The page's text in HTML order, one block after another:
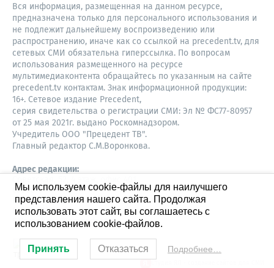
Вся информация, размещенная на данном ресурсе,
предназначена только для персонального использования и
не подлежит дальнейшему воспроизведению или
распространению, иначе как со ссылкой на precedent.tv, для
сетевых СМИ обязательна гиперссылка. По вопросам
использования размещенного на ресурсе
мультимедиаконтента обращайтесь по указанным на сайте
precedent.tv контактам. Знак информационной продукции:
16+. Сетевое издание Precedent,
серия свидетельства о регистрации СМИ: Эл № ФС77-80957
от 25 мая 2021г. выдано Роскомнадзором.
Учредитель ООО "Прецедент ТВ".
Главный редактор С.М.Воронкова.
Адрес редакции:
630087,
Новосибирск
8-960-779-12-96,
S.Voronkova@precedent.tv
Мы используем cookie-файлы для наилучшего
представления нашего сайта. Продолжая
использовать этот сайт, вы соглашаетесь с
использованием cookie-файлов.
Принять Отказаться Подробнее…